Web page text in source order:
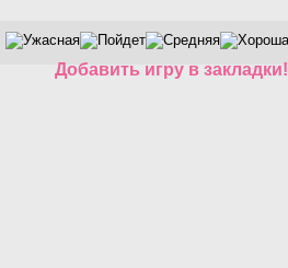
Добавить игру в закладки!